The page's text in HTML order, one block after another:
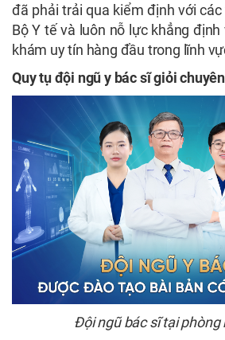
đã phải trải qua kiểm định với
Bộ Y tế và luôn nỗ lực khẳng
khám uy tín hàng đầu trong lĩnh
Quy tụ đội ngũ y bác sĩ giỏi
Đội ngũ bác sĩ tại phòng